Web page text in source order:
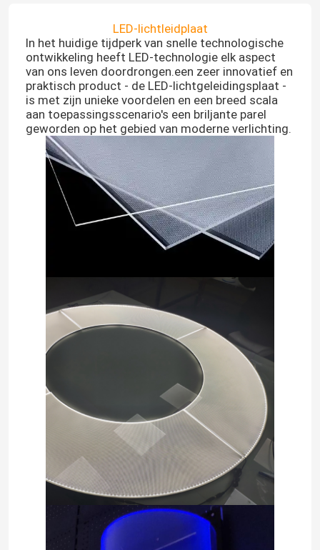
LED-lichtleidplaat
In het huidige tijdperk van snelle technologische
ontwikkeling heeft LED-technologie elk aspect
van ons leven doordrongen.een zeer innovatief en
praktisch product - de LED-lichtgeleidingsplaat -
is met zijn unieke voordelen en een breed scala
aan toepassingsscenario's een briljante parel
geworden op het gebied van moderne verlichting.